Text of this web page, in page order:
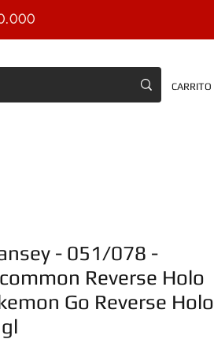
CARRITO
- 051/078 -
Reverse Holo
Go Reverse Holo